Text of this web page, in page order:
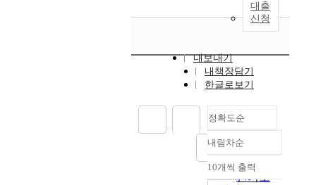
대출
신청
내보내기
내책장담기
한글로보기
정확도순
정확도
순
인기도
내림차순
내림차순
10개씩 출력